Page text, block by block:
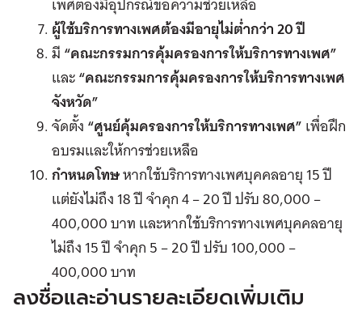
ผู้ใช้บริการทางเพศต้องมีอายุไม่ต่ำกว่า 20 ปี
มี“คณะกรรมการคุ้มครองการให้บริการทางเพศ”
และ“คณะกรรมการคุ้มครองการให้บริการทางเพศ
จังหวัด”
จัดตั้ง“ศูนย์คุ้มครองการให้บริการทางเพศ”เพื่อฝึก
อบรมและให้การช่วยเหลือ
กำหนดโทษหากใช้บริการทางเพศบุคคลอายุ 15 ปี
แต่ยังไม่ถึง 18 ปี จำคุก 4 – 20 ปี ปรับ 80,000 –
400,000 บาท และหากใช้บริการทางเพศบุคคลอายุ
ไม่ถึง 15 ปี จำคุก 5 – 20 ปี ปรับ 100,000 –
400,000 บาท
ลงชื่อและอ่านรายละเอียดเพิ่มเติม